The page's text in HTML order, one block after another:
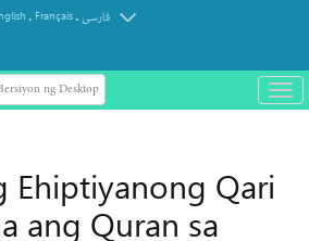
. Français.فارسی
ng Desktop
باز
و
Ehiptiyanong Qari
ang Quran sa